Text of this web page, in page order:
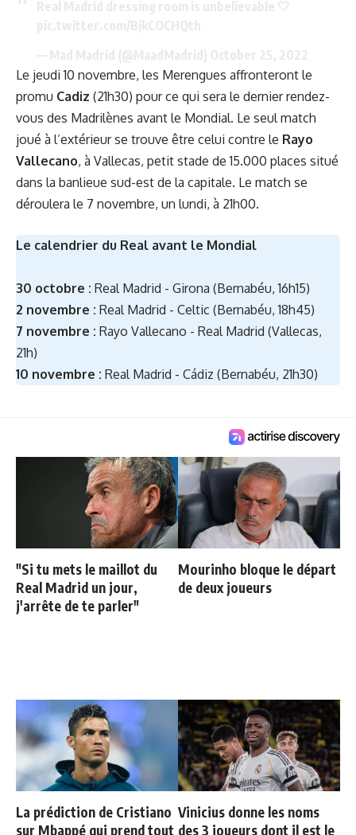
Le jeudi 10 novembre, les Merengues affronteront le
promu Cadiz (21h30) pour ce qui sera le dernier rendez-
vous des Madrilènes avant le Mondial. Le seul match
joué à l’extérieur se trouve être celui contre le Rayo
Vallecano, à Vallecas, petit stade de 15.000 places situé
dans la banlieue sud-est de la capitale. Le match se
déroulera le 7 novembre, un lundi, à 21h00.
Le calendrier du Real avant le Mondial
30 octobre : Real Madrid - Girona (Bernabéu, 16h15)
2 novembre : Real Madrid - Celtic (Bernabéu, 18h45)
7 novembre : Rayo Vallecano - Real Madrid (Vallecas,
21h)
10 novembre : Real Madrid - Cádiz (Bernabéu, 21h30)
"Si tu mets le maillot du
Real Madrid un jour,
j'arrête de te parler"
Mourinho bloque le départ
de deux joueurs
La prédiction de Cristiano
sur Mbappé qui prend tout
Vinicius donne les noms
des 3 joueurs dont il est le